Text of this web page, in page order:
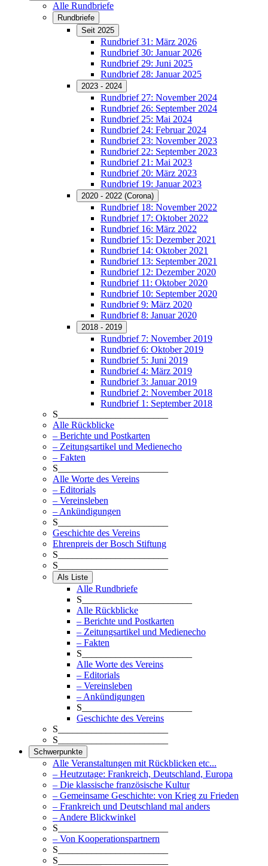
Alle Rundbriefe
Rundbriefe
Seit 2025
Rundbrief 31: März 2026
Rundbrief 30: Januar 2026
Rundbrief 29: Juni 2025
Rundbrief 28: Januar 2025
2023 - 2024
Rundbrief 27: November 2024
Rundbrief 26: September 2024
Rundbrief 25: Mai 2024
Rundbrief 24: Februar 2024
Rundbrief 23: November 2023
Rundbrief 22: September 2023
Rundbrief 21: Mai 2023
Rundbrief 20: März 2023
Rundbrief 19: Januar 2023
2020 - 2022 (Corona)
Rundbrief 18: November 2022
Rundbrief 17: Oktober 2022
Rundbrief 16: März 2022
Rundbrief 15: Dezember 2021
Rundbrief 14: Oktober 2021
Rundbrief 13: September 2021
Rundbrief 12: Dezember 2020
Rundbrief 11: Oktober 2020
Rundbrief 10: September 2020
Rundbrief 9: März 2020
Rundbrief 8: Januar 2020
2018 - 2019
Rundbrief 7: November 2019
Rundbrief 6: Oktober 2019
Rundbrief 5: Juni 2019
Rundbrief 4: März 2019
Rundbrief 3: Januar 2019
Rundbrief 2: November 2018
Rundbrief 1: September 2018
S_______________________
Alle Rückblicke
– Berichte und Postkarten
– Zeitungsartikel und Medienecho
– Fakten
S_______________________
Alle Worte des Vereins
– Editorials
– Vereinsleben
– Ankündigungen
S_______________________
Geschichte des Vereins
Ehrenpreis der Bosch Stiftung
S_______________________
S_______________________
Als Liste
Alle Rundbriefe
S_______________________
Alle Rückblicke
– Berichte und Postkarten
– Zeitungsartikel und Medienecho
– Fakten
S_______________________
Alle Worte des Vereins
– Editorials
– Vereinsleben
– Ankündigungen
S_______________________
Geschichte des Vereins
S_______________________
S_______________________
Schwerpunkte
Alle Veranstaltungen mit Rückblicken etc...
– Heutzutage: Frankreich, Deutschland, Europa
– Die klassische französische Kultur
– Gemeinsame Geschichte: von Krieg zu Frieden
– Frankreich und Deutschland mal anders
– Andere Blickwinkel
S_______________________
– Von Kooperationspartnern
S_______________________
S_______________________